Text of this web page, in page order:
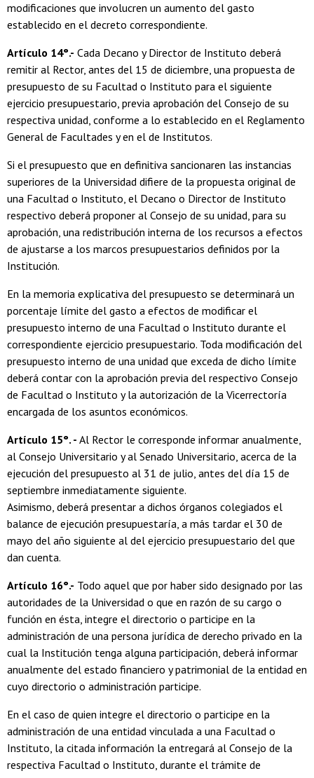
modificaciones que involucren un aumento del gasto
establecido en el decreto correspondiente.
Artículo 14°.- Cada Decano y Director de Instituto deberá
remitir al Rector, antes del 15 de diciembre, una propuesta de
presupuesto de su Facultad o Instituto para el siguiente
ejercicio presupuestario, previa aprobación del Consejo de su
respectiva unidad, conforme a lo establecido en el Reglamento
General de Facultades y en el de Institutos.
Si el presupuesto que en definitiva sancionaren las instancias
superiores de la Universidad difiere de la propuesta original de
una Facultad o Instituto, el Decano o Director de Instituto
respectivo deberá proponer al Consejo de su unidad, para su
aprobación, una redistribución interna de los recursos a efectos
de ajustarse a los marcos presupuestarios definidos por la
Institución.
En la memoria explicativa del presupuesto se determinará un
porcentaje límite del gasto a efectos de modificar el
presupuesto interno de una Facultad o Instituto durante el
correspondiente ejercicio presupuestario. Toda modificación del
presupuesto interno de una unidad que exceda de dicho límite
deberá contar con la aprobación previa del respectivo Consejo
de Facultad o Instituto y la autorización de la Vicerrectoría
encargada de los asuntos económicos.
Artículo 15°. - Al Rector le corresponde informar anualmente,
al Consejo Universitario y al Senado Universitario, acerca de la
ejecución del presupuesto al 31 de julio, antes del día 15 de
septiembre inmediatamente siguiente.
Asimismo, deberá presentar a dichos órganos colegiados el
balance de ejecución presupuestaría, a más tardar el 30 de
mayo del año siguiente al del ejercicio presupuestario del que
dan cuenta.
Artículo 16°.- Todo aquel que por haber sido designado por las
autoridades de la Universidad o que en razón de su cargo o
función en ésta, integre el directorio o participe en la
administración de una persona jurídica de derecho privado en la
cual la Institución tenga alguna participación, deberá informar
anualmente del estado financiero y patrimonial de la entidad en
cuyo directorio o administración participe.
En el caso de quien integre el directorio o participe en la
administración de una entidad vinculada a una Facultad o
Instituto, la citada información la entregará al Consejo de la
respectiva Facultad o Instituto, durante el trámite de